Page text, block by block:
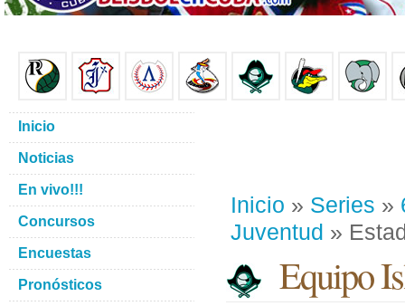
Inicio » Series »
Juventud »
Equipo
Inicio
Noticias
En vivo!!!
Concursos
Encuestas
Pronósticos